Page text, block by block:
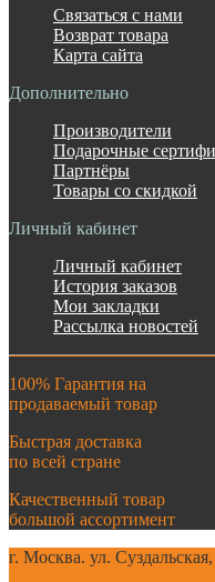
Связаться с нами
Возврат товара
Карта сайта
Дополнительно
Производители
Подарочные
Партнёры
Товары со скидкой
Личный кабинет
Личный кабинет
История заказов
Мои закладки
Рассылка новостей
100% Гарантия на
продаваемый товар
Быстрая доставка
по всей стране
Качественный товар
большой ассортимент
г. Москва. ул.